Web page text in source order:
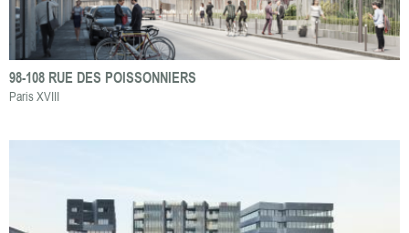
98-108 RUE DES POISSONNIERS
Paris XVIII